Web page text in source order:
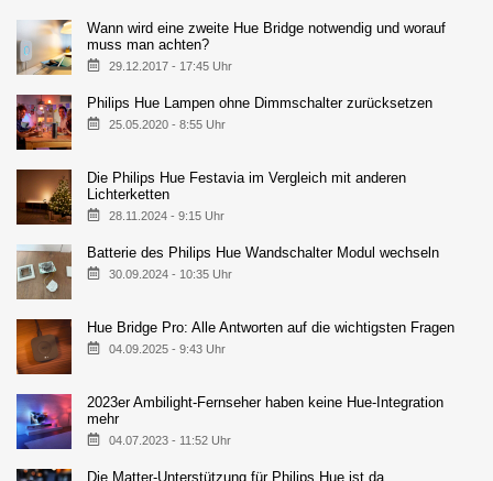
Wann wird eine zweite Hue Bridge notwendig und worauf
muss man achten?
29.12.2017 - 17:45 Uhr
Philips Hue Lampen ohne Dimmschalter zurücksetzen
25.05.2020 - 8:55 Uhr
Die Philips Hue Festavia im Vergleich mit anderen
Lichterketten
28.11.2024 - 9:15 Uhr
Batterie des Philips Hue Wandschalter Modul wechseln
30.09.2024 - 10:35 Uhr
Hue Bridge Pro: Alle Antworten auf die wichtigsten Fragen
04.09.2025 - 9:43 Uhr
2023er Ambilight-Fernseher haben keine Hue-Integration
mehr
04.07.2023 - 11:52 Uhr
Die Matter-Unterstützung für Philips Hue ist da